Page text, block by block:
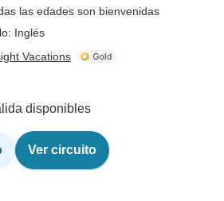
las edades son bienvenidas
Inglés
Vacations
disponibles
Ver circuito